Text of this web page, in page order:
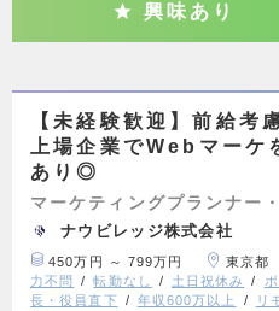
興味あり
【未経験歓迎】前給考
上場企業でWebマーケ
あり◎
マーケティングプランナー
ナウビレッジ株式会社
450万円 ～ 799万円 東京都
力不問
転勤なし 土日祝休み
長・役員直下
年収600万以上 リ